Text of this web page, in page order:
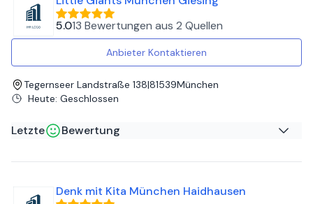
Größte Empfehlung - wir sind so happy dort! Vielen Dank
an das herzliche Personal, die täglich großartiges leisten!
5.013 Bewertungen aus 2 Quellen
Anbieter Kontaktieren
Tegernseer Landstraße 138|81539München
Heute: Geschlossen
Letzte Bewertung
Thomas M auf
Mia figlia Karolina va qui al Kita, tutto il team é stupendo,
Denk mit Kita München Haidhausen